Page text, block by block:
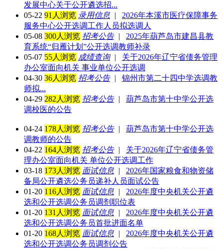
发展中心关于公开遴选招...
05-22 91人浏览 录用信息 |
2026年本溪市医疗保障事务
服务中心公开选调工作人员拟选调人
05-08 300人浏览 招考公告|
2025年葫芦岛市建昌县教
育系统“归雁计划”公开选调教师补录
05-07 55人浏览 成绩查询|
关于2026年辽宁省债务管理
办公室面向机关 事业单位公开选调
04-30 36人浏览 招考公告|
锦州市第二十四中学选调教
师拟...
04-29 282人浏览 招考公告|
葫芦岛市第十中学公开选
调校医的公告
04-24 178人浏览 招考公告|
葫芦岛市第十中学公开选
调教师的公告
04-22 164人浏览 招考公告|
关于2026年辽宁省债务管
理办公室面向机关 单位公开选调工作
03-18 173人浏览 面试信息 |
2026年国家粮食和物资储
备局公开遴选公务员递补人员面试公告
01-20 116人浏览 面试信息 |
2026年度中央机关公开遴
选和公开选调公务员调剂职位表
01-20 131人浏览 面试信息 |
2026年度中央机关公开遴
选和公开选调公务员首批进面名单
01-20 168人浏览 面试信息 |
2026年度中央机关公开遴
选和公开选调公务员调剂公告